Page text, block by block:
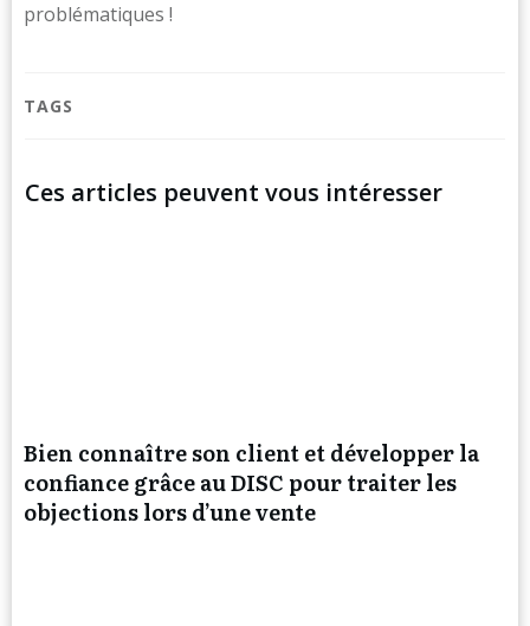
problématiques !
TAGS
Ces articles peuvent vous intéresser
Bien connaître son client et développer la
confiance grâce au DISC pour traiter les
objections lors d’une vente